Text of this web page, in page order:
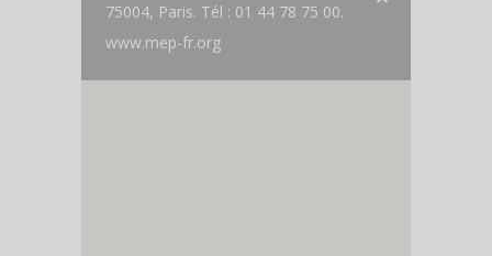
75004, Paris. Tél : 01 44 78 75 00.
www.mep-fr.org